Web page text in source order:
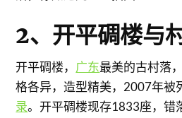
2、开平碉楼与
开平碉楼， 广东最美的古村落
格各异，造型精美，2007年被
录。开平碉楼现存1833座，错